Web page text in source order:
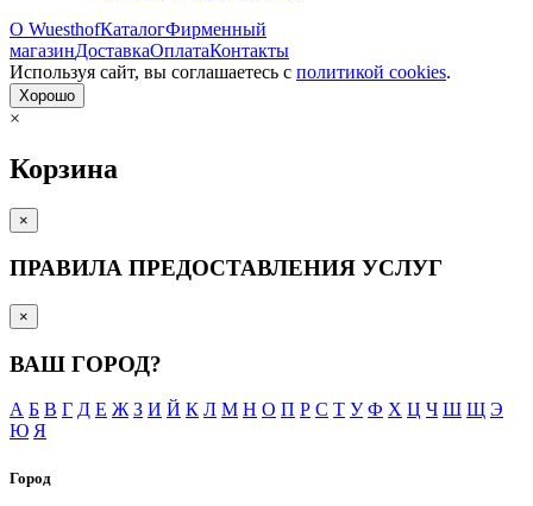
О WuesthofКаталогФирменный
магазинДоставкаОплатаКонтакты
Используя сайт, вы согла­шаетесь с политикой cookies.
Хорошо
×
Корзина
×
ПРАВИЛА ПРЕДОСТАВЛЕНИЯ УСЛУГ
×
ВАШ ГОРОД?
А Б В Г Д Е Ж З И Й К Л М Н О П Р С Т У Ф Х Ц Ч Ш Щ Э
Ю Я
Город